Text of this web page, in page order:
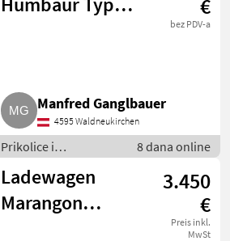
€
bez PDV-a
Manfred Ganglbauer
4595 Waldneukirchen
Prikolice i
transportna vozila /
Niski utovarivači
8 dana online
Ladewagen
Marangon
3.450
€
Preis inkl.
MwSt